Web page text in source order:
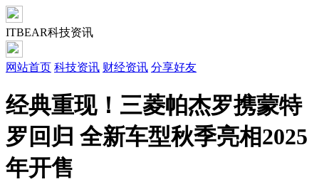
ITBEAR科技资讯
网站首页 科技资讯 财经资讯 分享好友
经典重现！三菱帕杰罗携蒙特
罗回归 全新车型秋季亮相2025
年开售